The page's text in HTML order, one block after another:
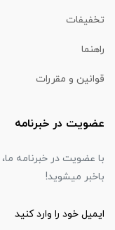
تخفیفات
راهنما
قوانین و مقررات
عضویت در خبرنامه
با عضویت در خبرنامه
باخبر میشوید!